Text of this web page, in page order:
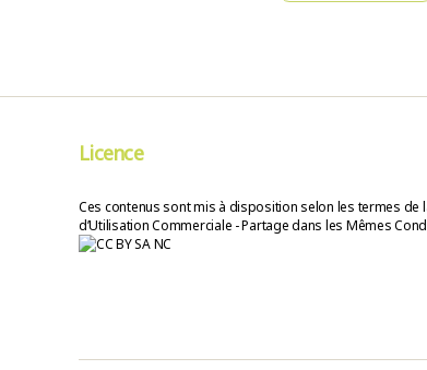
Licence
Ces contenus sont mis à disposition selon les termes de
d’Utilisation Commerciale - Partage dans les Mêmes